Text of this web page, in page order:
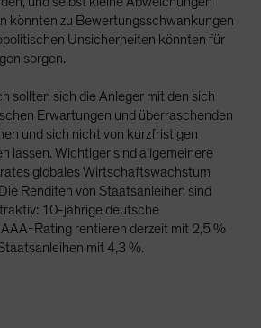
könnten zu Bewertungsschwankungen
Unsicherheiten könnten für
sorgen.
sollten sich die Anleger mit den sich
Erwartungen und überraschenden
und sich nicht von kurzfristigen
lassen. Wichtiger sind allgemeinere
globales Wirtschaftswachstum
Renditen von Staatsanleihen sind
10-jährige deutsche
Rating rentieren derzeit mit 2,5 %
mit 4,3 %.